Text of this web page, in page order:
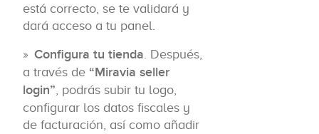
está correcto, se te validará y
dará acceso a tu panel.
Configura tu tienda. Después,
a través de “Miravia seller
login”, podrás subir tu logo,
configurar los datos fiscales y
de facturación, así como añadir